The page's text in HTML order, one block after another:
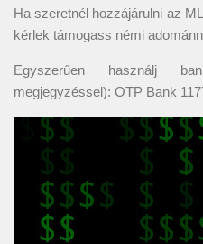
Ha szeretnél hozzájárulni az
kérlek támogass némi
Egyszerűen használj
megjegyzéssel): OTP Bank